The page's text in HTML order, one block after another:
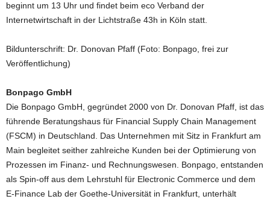
beginnt um 13 Uhr und findet beim eco Verband der
Internetwirtschaft in der Lichtstraße 43h in Köln statt.
Bildunterschrift: Dr. Donovan Pfaff (Foto: Bonpago, frei zur
Veröffentlichung)
Bonpago GmbH
Die Bonpago GmbH, gegründet 2000 von Dr. Donovan Pfaff, ist das
führende Beratungshaus für Financial Supply Chain Management
(FSCM) in Deutschland. Das Unternehmen mit Sitz in Frankfurt am
Main begleitet seither zahlreiche Kunden bei der Optimierung von
Prozessen im Finanz- und Rechnungswesen. Bonpago, entstanden
als Spin-off aus dem Lehrstuhl für Electronic Commerce und dem
E-Finance Lab der Goethe-Universität in Frankfurt, unterhält